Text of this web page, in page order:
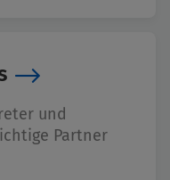
und
Partner